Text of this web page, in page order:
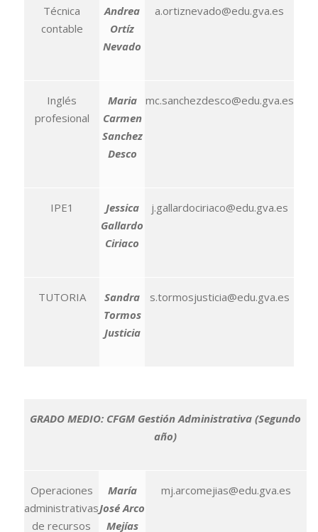
Técnica
contable
Andrea
Ortíz
Nevado
a.ortiznevado@edu.gva.es
Inglés
profesional
Maria
Carmen
Sanchez
Desco
mc.sanchezdesco@edu.gva.es
IPE1
Jessica
Gallardo
Ciriaco
j.gallardociriaco@edu.gva.es
TUTORIA
Sandra
Tormos
Justicia
s.tormosjusticia@edu.gva.es
GRADO MEDIO: CFGM Gestión Administrativa (Segundo
año)
Operaciones
administrativas
de recursos
María
José Arco
Mejías
mj.arcomejias@edu.gva.es